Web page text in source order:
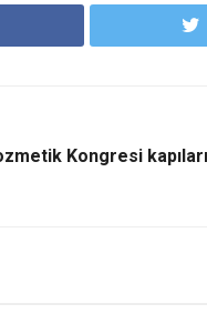
Kongresi